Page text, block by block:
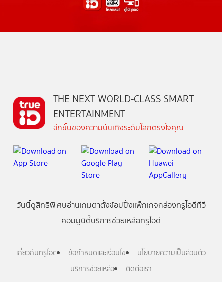
THE NEXT WORLD-CLASS SMART
ENTERTAINMENT
อีกขั้นของความบันเทิงระดับโลกตรงใจคุณ
วันนี้ดูสิทธิพิเศษอ่านเกมตาตั้งช้อปปิ้งแพ็กเกจกล่องทรูไอดีทีวี
คอมมูนิตี้บริการช่วยเหลือทรูไอดี
เกี่ยวกับทรูไอดี ข้อกำหนดและเงื่อนไข
นโยบายความเป็นส่วนตัว
บริการช่วยเหลือ
ติดต่อเรา